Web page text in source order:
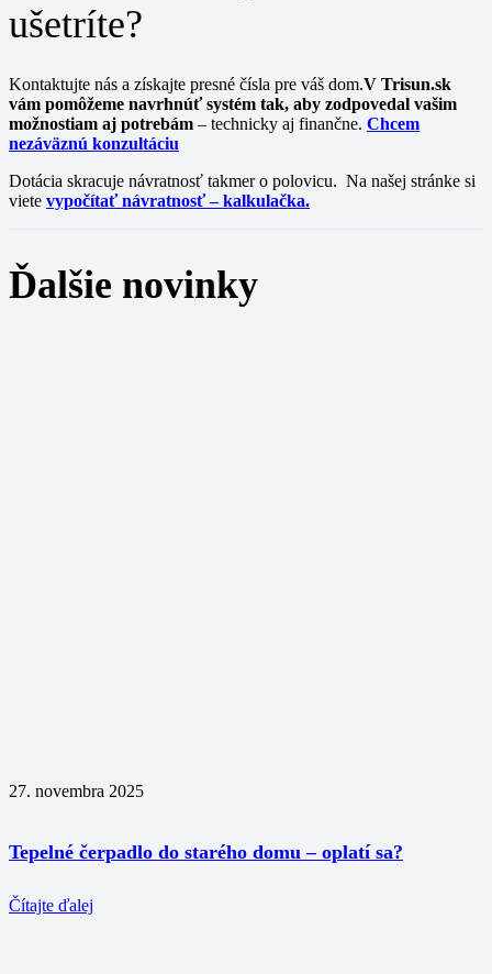
ušetríte?
Kontaktujte nás a získajte presné čísla pre váš dom.V Trisun.sk
vám pomôžeme navrhnúť systém tak, aby zodpovedal vašim
možnostiam aj potrebám – technicky aj finančne. Chcem
nezáväznú konzultáciu
Dotácia skracuje návratnosť takmer o polovicu. Na našej stránke si
viete vypočítať návratnosť – kalkulačka.
Ďalšie novinky
27. novembra 2025
Tepelné čerpadlo do starého domu – oplatí sa?
Čítajte ďalej